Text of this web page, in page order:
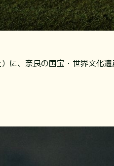
に、奈良の国宝・世界文化